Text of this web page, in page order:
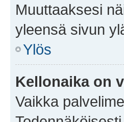
Muuttaaksesi
yleensä sivun
Ylös
Kellonaika on
Vaikka